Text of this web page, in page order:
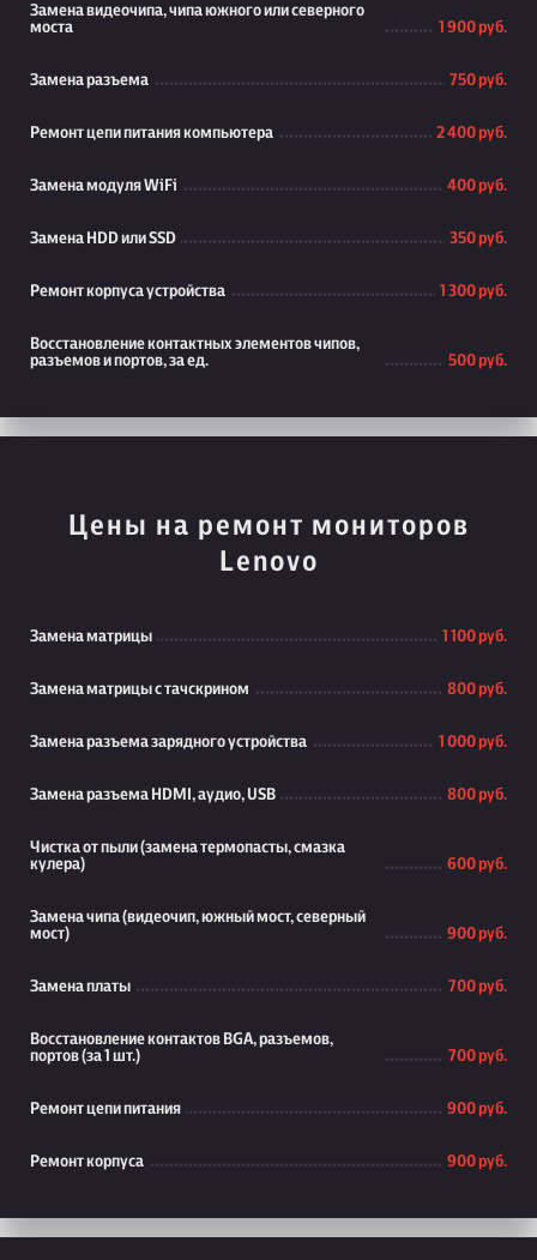
Замена видеочипа, чипа южного или северного
моста
1 900 руб.
Замена разъема 750 руб.
Ремонт цепи питания компьютера 2 400 руб.
Замена модуля WiFi 400 руб.
Замена HDD или SSD 350 руб.
Ремонт корпуса устройства 1 300 руб.
Восстановление контактных элементов чипов,
разъемов и портов, за ед.
500 руб.
Цены на ремонт мониторов
Lenovo
Замена матрицы 1 100 руб.
Замена матрицы с тачскрином 800 руб.
Замена разъема зарядного устройства 1 000 руб.
Замена разъема HDMI, аудио, USB 800 руб.
Чистка от пыли (замена термопасты, смазка
кулера)
600 руб.
Замена чипа (видеочип, южный мост, северный
мост)
900 руб.
Замена платы 700 руб.
Восстановление контактов BGA, разъемов,
портов (за 1 шт.)
700 руб.
Ремонт цепи питания 900 руб.
Ремонт корпуса 900 руб.